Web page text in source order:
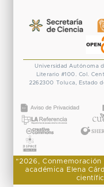
Universidad Autónoma
Literario #100. Col.
2262300 Toluca, Estado
"2026,
académica Elena